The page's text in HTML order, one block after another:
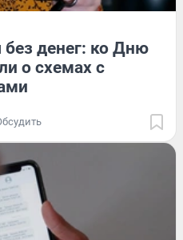
денег: ко Дню
о схемах с